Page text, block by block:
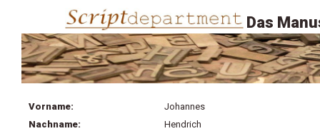
Das
Vorname:
Johannes
Nachname:
Hendrich